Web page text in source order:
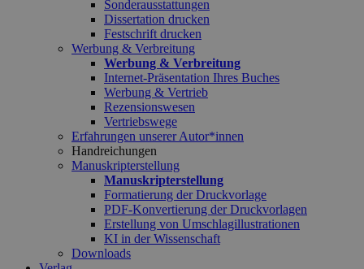
Sonderausstattungen
Dissertation drucken
Festschrift drucken
Werbung & Verbreitung
Werbung & Verbreitung
Internet-Präsentation Ihres Buches
Werbung & Vertrieb
Rezensionswesen
Vertriebswege
Erfahrungen unserer Autor*innen
Handreichungen
Manuskripterstellung
Manuskripterstellung
Formatierung der Druckvorlage
PDF-Konvertierung der Druckvorlagen
Erstellung von Umschlagillustrationen
KI in der Wissenschaft
Downloads